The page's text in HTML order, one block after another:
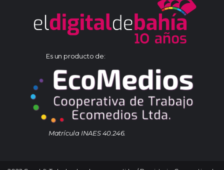
Es un producto de:
Matrícula INAES 40.246.